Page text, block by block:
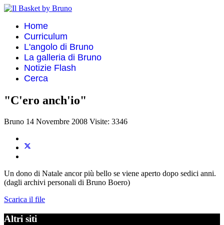
Home
Curriculum
L'angolo di Bruno
La galleria di Bruno
Notizie Flash
Cerca
"C'ero anch'io"
Bruno 14 Novembre 2008 Visite: 3346
Un dono di Natale ancor più bello se viene aperto dopo sedici anni.
(dagli archivi personali di Bruno Boero)
Scarica il file
Altri siti